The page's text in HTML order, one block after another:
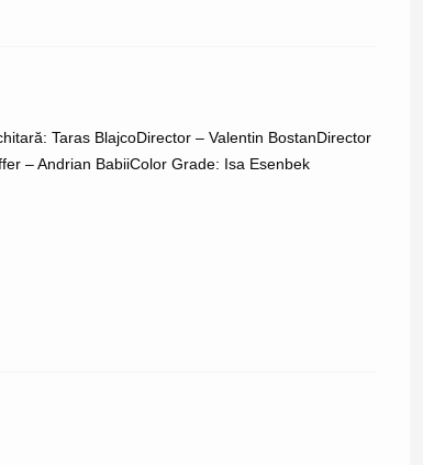
Taras BlajcoDirector – Valentin BostanDirector
– Andrian BabiiColor Grade: Isa Esenbek